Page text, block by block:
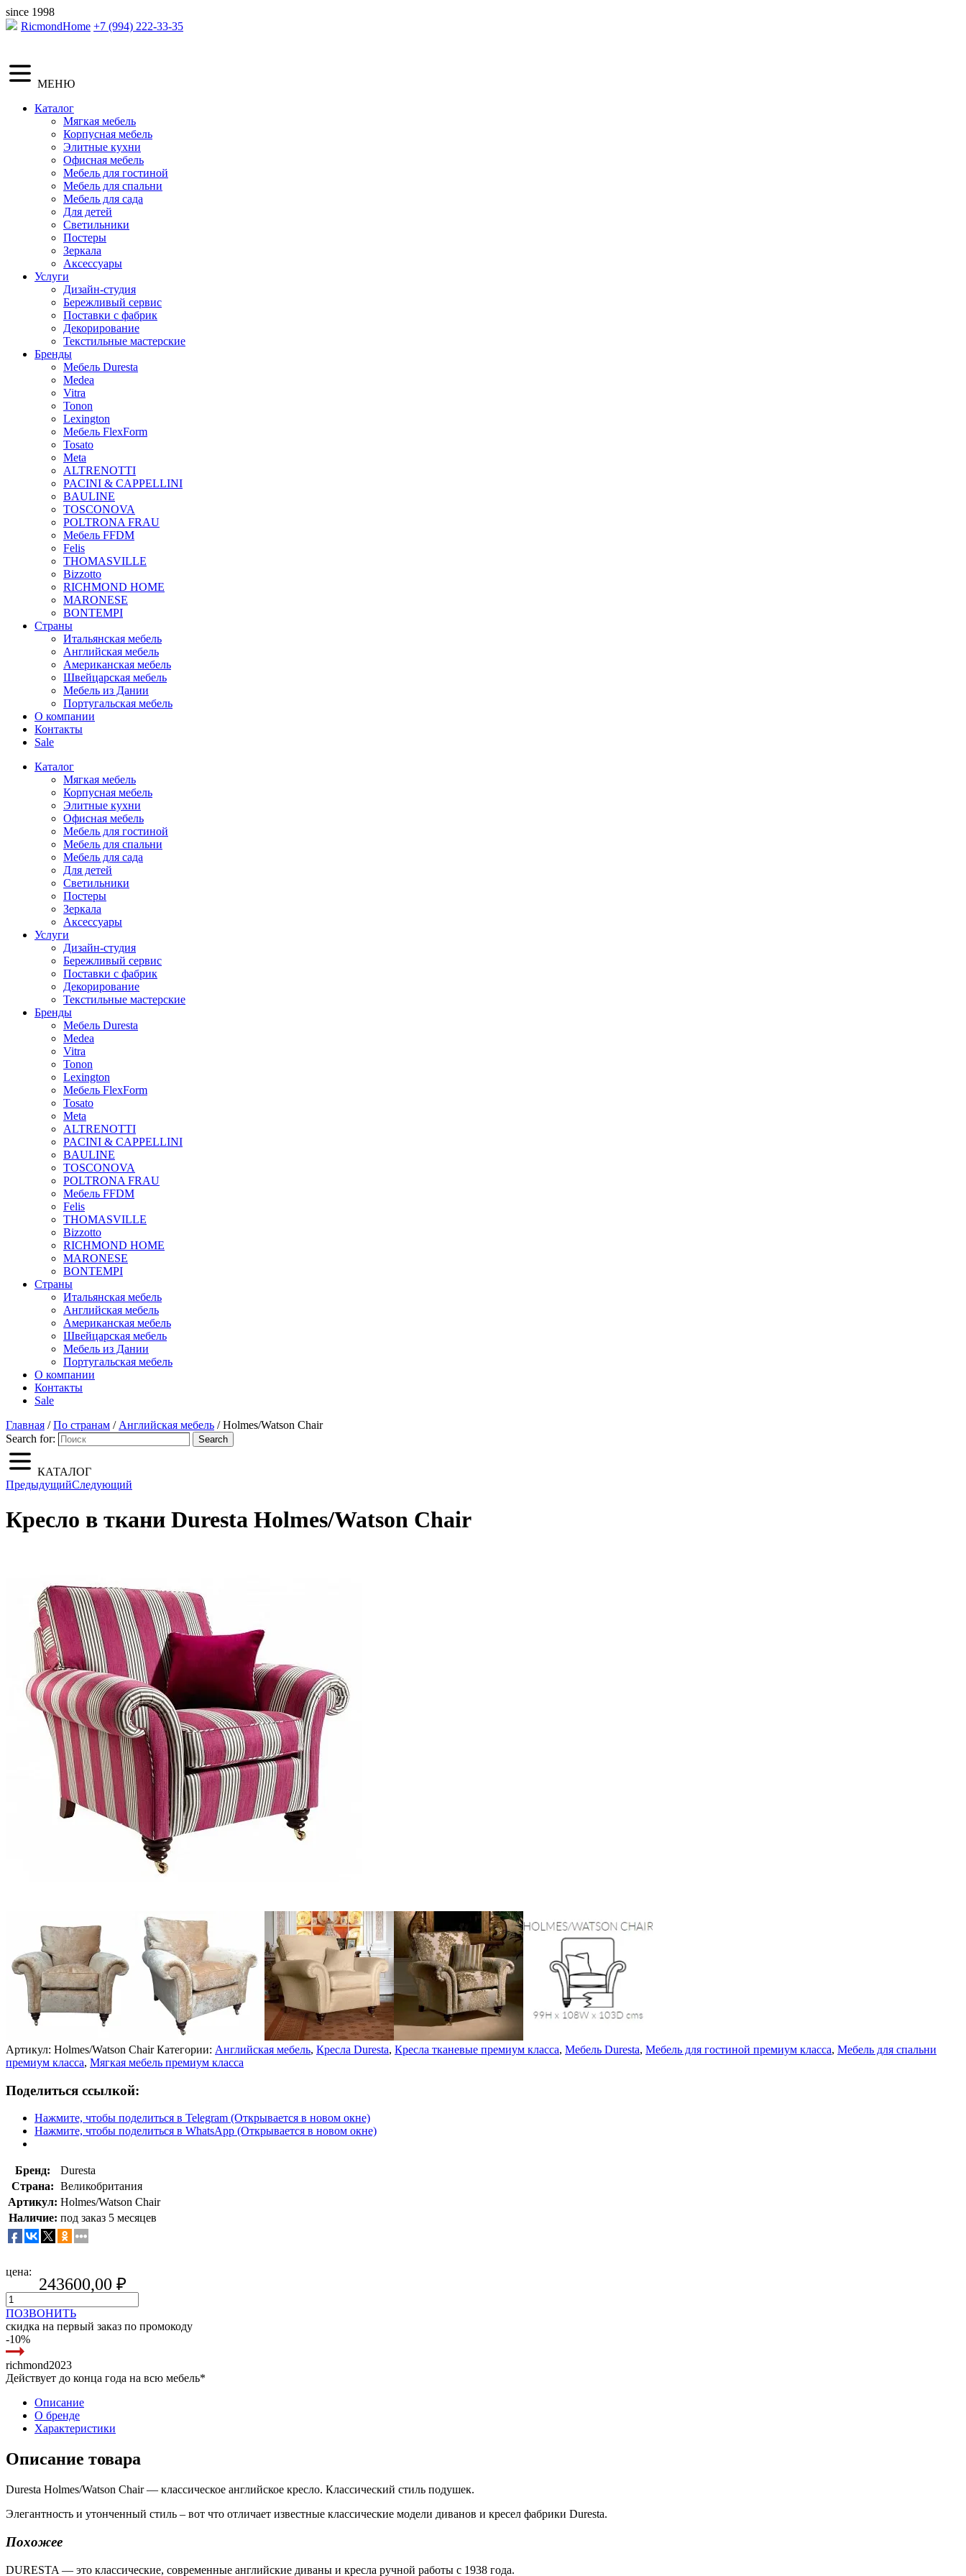
since 1998
RicmondHome +7 (994) 222-33-35
МЕНЮ
Каталог
Мягкая мебель
Корпусная мебель
Элитные кухни
Офисная мебель
Мебель для гостиной
Мебель для спальни
Мебель для сада
Для детей
Светильники
Постеры
Зеркала
Аксессуары
Услуги
Дизайн-студия
Бережливый сервис
Поставки с фабрик
Декорирование
Текстильные мастерские
Бренды
Мебель Duresta
Medea
Vitra
Tonon
Lexington
Мебель FlexForm
Tosato
Meta
ALTRENOTTI
PACINI & CAPPELLINI
BAULINE
TOSCONOVA
POLTRONA FRAU
Мебель FFDM
Felis
THOMASVILLE
Bizzotto
RICHMOND HOME
MARONESE
BONTEMPI
Страны
Итальянская мебель
Английская мебель
Американская мебель
Швейцарская мебель
Мебель из Дании
Португальская мебель
О компании
Контакты
Sale
Каталог
Мягкая мебель
Корпусная мебель
Элитные кухни
Офисная мебель
Мебель для гостиной
Мебель для спальни
Мебель для сада
Для детей
Светильники
Постеры
Зеркала
Аксессуары
Услуги
Дизайн-студия
Бережливый сервис
Поставки с фабрик
Декорирование
Текстильные мастерские
Бренды
Мебель Duresta
Medea
Vitra
Tonon
Lexington
Мебель FlexForm
Tosato
Meta
ALTRENOTTI
PACINI & CAPPELLINI
BAULINE
TOSCONOVA
POLTRONA FRAU
Мебель FFDM
Felis
THOMASVILLE
Bizzotto
RICHMOND HOME
MARONESE
BONTEMPI
Страны
Итальянская мебель
Английская мебель
Американская мебель
Швейцарская мебель
Мебель из Дании
Португальская мебель
О компании
Контакты
Sale
Главная /По странам / Английская мебель / Holmes/Watson Chair
Search for:
Search
КАТАЛОГ
ПредыдущийСледующий
Кресло в ткани Duresta Holmes/Watson Chair
Артикул: Holmes/Watson Chair Категории: Английская мебель, Кресла Duresta, Кресла тканевые премиум класса, Мебель Duresta, Мебель для гостиной премиум класса, Мебель для спальни
премиум класса, Мягкая мебель премиум класса
Поделиться ссылкой:
Нажмите, чтобы поделиться в Telegram (Открывается в новом окне)
Нажмите, чтобы поделиться в WhatsApp (Открывается в новом окне)
Бренд:
Duresta
Страна: Великобритания
Артикул: Holmes/Watson Chair
Наличие: под заказ 5 месяцев
цена:
243600,00 ₽
ПОЗВОНИТЬ
скидка на первый заказ по промокоду
-10%
richmond2023
Действует до конца года на всю мебель*
Описание
О бренде
Характеристики
Описание товара
Duresta Holmes/Watson Chair — классическое английское кресло. Классический стиль подушек.
Элегантность и утонченный стиль – вот что отличает известные классические модели диванов и кресел фабрики Duresta.
Похожее
DURESTA — это классические, современные английские диваны и кресла ручной работы с 1938 года.